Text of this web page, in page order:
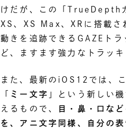
けだが、この「TrueDepth
XS、XS Max、XRに搭載
動きを追跡できるGAZEト
ど、ますます強力なトラッ
また、最新のiOS12では、
ミー文字 」という新しい
えるもので、
目・鼻・口な
を、アニ文字同様、自分の